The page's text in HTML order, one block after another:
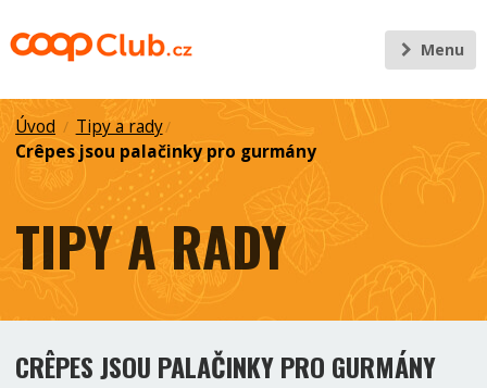
Menu
Úvod / Tipy a rady/
Crêpes jsou palačinky pro gurmány
TIPY A RADY
CRÊPES JSOU PALAČINKY PRO GURMÁNY